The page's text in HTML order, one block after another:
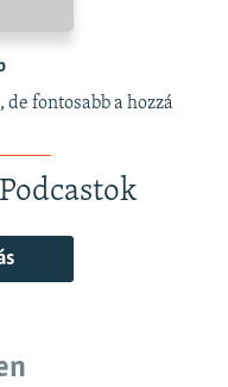
fontosabb a hozzá